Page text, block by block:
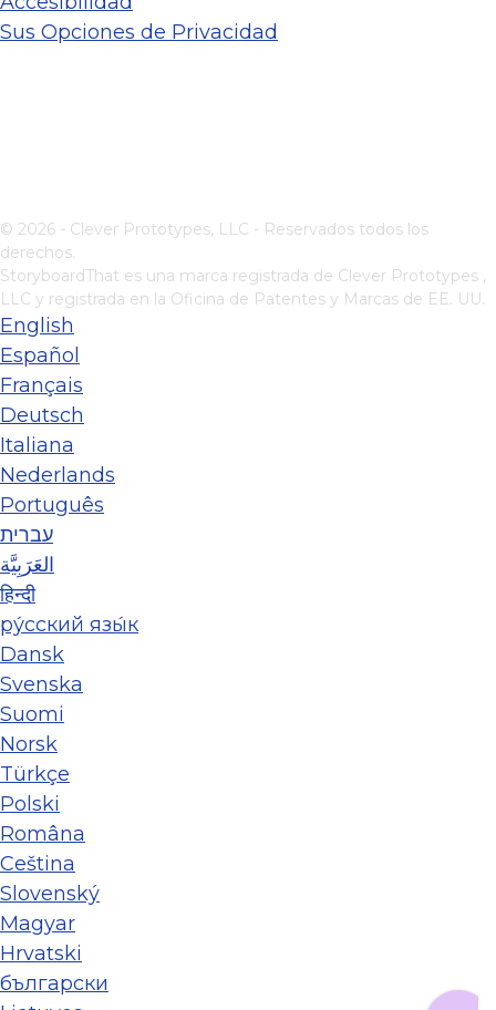
Sus Opciones de Privacidad
© 2026 - Clever Prototypes, LLC - Reservados todos los
derechos.
StoryboardThat es una marca registrada de Clever Prototypes ,
LLC y registrada en la Oficina de Patentes y Marcas de EE. UU.
English
Español
Français
Deutsch
Italiana
Nederlands
Português
עברית
العَرَبِيَّة
हिन्दी
ру́сский язы́к
Dansk
Svenska
Suomi
Norsk
Türkçe
Polski
Româna
Ceština
Slovenský
Magyar
Hrvatski
български